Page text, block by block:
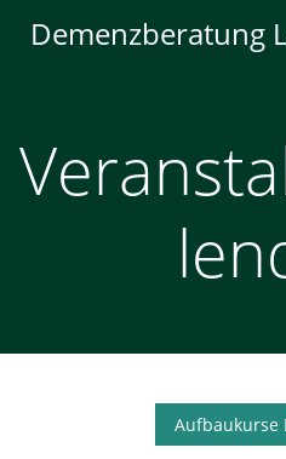
Demenzberatung
Aufbaukurse